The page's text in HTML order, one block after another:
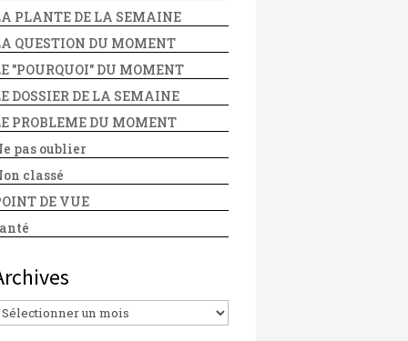
PLANTE DE LA SEMAINE
QUESTION DU MOMENT
"POURQUOI" DU MOMENT
DOSSIER DE LA SEMAINE
PROBLEME DU MOMENT
pas oublier
classé
DE VUE